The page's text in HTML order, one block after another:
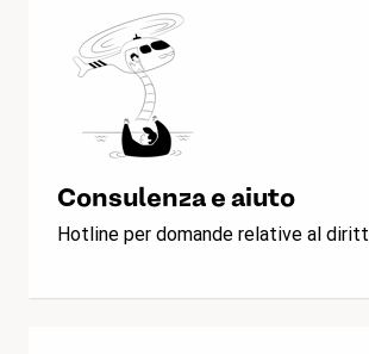
Consulenza e aiuto
Hotline per domande relative al